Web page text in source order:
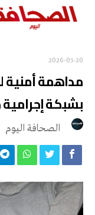
2026-05-20
مداهمة
بشبكة